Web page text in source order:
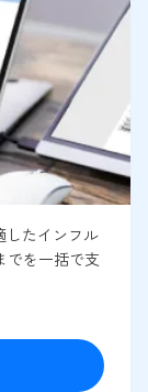
したインフル
でを一括で支